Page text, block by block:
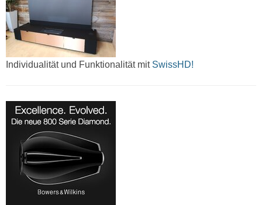
Individualität und Funktionalität mitSwissHD!